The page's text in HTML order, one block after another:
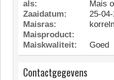
als:
Mais
Zaaidatum:
25-
Maisras:
Maisproduct:
Maiskwaliteit:
Goed
Contactgegevens